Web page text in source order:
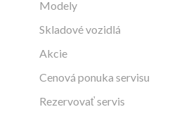
Modely
Skladové vozidlá
Akcie
Cenová ponuka servisu
Rezervovať servis